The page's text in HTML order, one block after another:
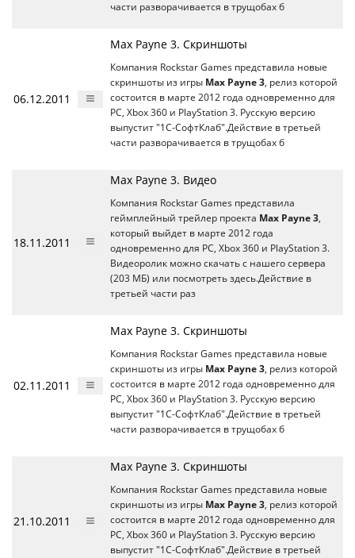
части разворачивается в трущобах б
06.12.2011
Max Payne 3. Скриншоты
Компания Rockstar Games представила новые
скриншоты из игры Max Payne 3, релиз которой
состоится в марте 2012 года одновременно для
РС, Xbox 360 и PlayStation 3. Русскую версию
выпустит "1С-СофтКлаб".Действие в третьей
части разворачивается в трущобах б
18.11.2011
Max Payne 3. Видео
Компания Rockstar Games представила
геймплейный трейлер проекта Max Payne 3,
который выйдет в марте 2012 года
одновременно для РС, Xbox 360 и PlayStation 3.
Видеоролик можно скачать с нашего сервера
(203 МБ) или посмотреть здесь.Действие в
третьей части раз
02.11.2011
Max Payne 3. Скриншоты
Компания Rockstar Games представила новые
скриншоты из игры Max Payne 3, релиз которой
состоится в марте 2012 года одновременно для
РС, Xbox 360 и PlayStation 3. Русскую версию
выпустит "1С-СофтКлаб".Действие в третьей
части разворачивается в трущобах б
21.10.2011
Max Payne 3. Скриншоты
Компания Rockstar Games представила новые
скриншоты из игры Max Payne 3, релиз которой
состоится в марте 2012 года одновременно для
РС, Xbox 360 и PlayStation 3. Русскую версию
выпустит "1С-СофтКлаб".Действие в третьей